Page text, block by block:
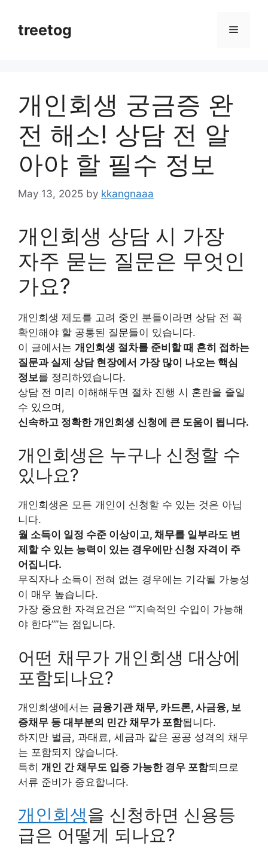
contenttreetog Menu
개인회생 궁금증 완
전 해소! 상담 전 알
아야 할 필수 정보
May 13, 2025 by kkangnaaa
개인회생 상담 시 가장
자주 묻는 질문은 무엇인
가요?
개인회생 제도를 고려 중인 분들이라면 상담 전 꼭
확인해야 할 공통된 질문들이 있습니다.
이 글에서는 개인회생 절차를 준비할 때 흔히 접하는
질문과 실제 상담 현장에서 가장 많이 나오는 핵심
정보를 정리하였습니다.
상담 전 미리 이해해두면 절차 진행 시 혼란을 줄일
수 있으며,
신속하고 정확한 개인회생 신청에 큰 도움이 됩니다.
개인회생은 누구나 신청할 수
있나요?
개인회생은 모든 개인이 신청할 수 있는 것은 아닙
니다.
월 소득이 일정 수준 이상이고, 채무를 일부라도 변
제할 수 있는 능력이 있는 경우에만 신청 자격이 주
어집니다.
무직자나 소득이 전혀 없는 경우에는 기각될 가능성
이 매우 높습니다.
가장 중요한 자격요건은 “”지속적인 수입이 가능해
야 한다””는 점입니다.
어떤 채무가 개인회생 대상에
포함되나요?
개인회생에서는 금융기관 채무, 카드론, 사금융, 보
증채무 등 대부분의 민간 채무가 포함됩니다.
하지만 벌금, 과태료, 세금과 같은 공공 성격의 채무
는 포함되지 않습니다.
특히 개인 간 채무도 입증 가능한 경우 포함되므로
서류 준비가 중요합니다.
개인회생을 신청하면 신용등
급은 어떻게 되나요?